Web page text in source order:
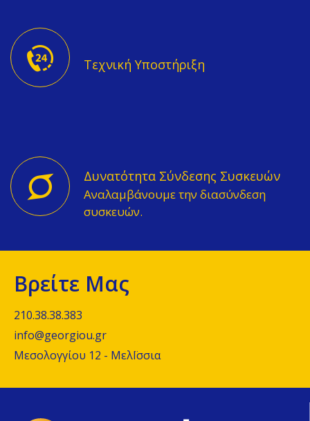
Τεχνική Υποστήριξη
Δυνατότητα Σύνδεσης Συσκευών
Αναλαμβάνουμε την διασύνδεση
συσκευών.
Βρείτε Μας
210.38.38.383
info@georgiou.gr
Μεσολογγίου 12 - ΜελΪσσια